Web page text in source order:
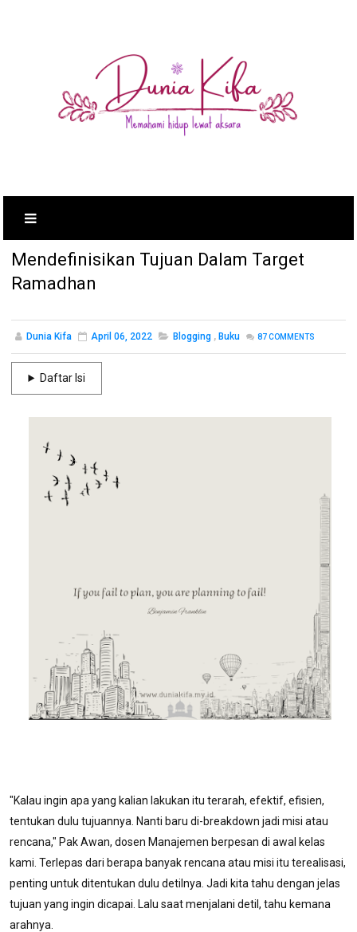
Mendefinisikan Tujuan Dalam Target
Ramadhan
Dunia Kifa April 06, 2022 Blogging , Buku 87COMMENTS
Daftar Isi
"Kalau ingin apa yang kalian lakukan itu terarah, efektif, efisien,
tentukan dulu tujuannya. Nanti baru di-breakdown jadi misi atau
rencana," Pak Awan, dosen Manajemen berpesan di awal kelas
kami. Terlepas dari berapa banyak rencana atau misi itu terealisasi,
penting untuk ditentukan dulu detilnya. Jadi kita tahu dengan jelas
tujuan yang ingin dicapai. Lalu saat menjalani detil, tahu kemana
arahnya.